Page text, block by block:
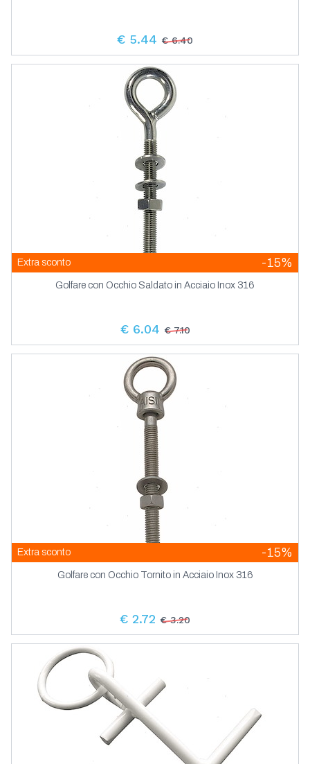
€ 5.44 € 6.40
Extra sconto -15%
Golfare con Occhio Saldato in Acciaio Inox 316
€ 6.04 € 7.10
Extra sconto -15%
Golfare con Occhio Tornito in Acciaio Inox 316
€ 2.72 € 3.20